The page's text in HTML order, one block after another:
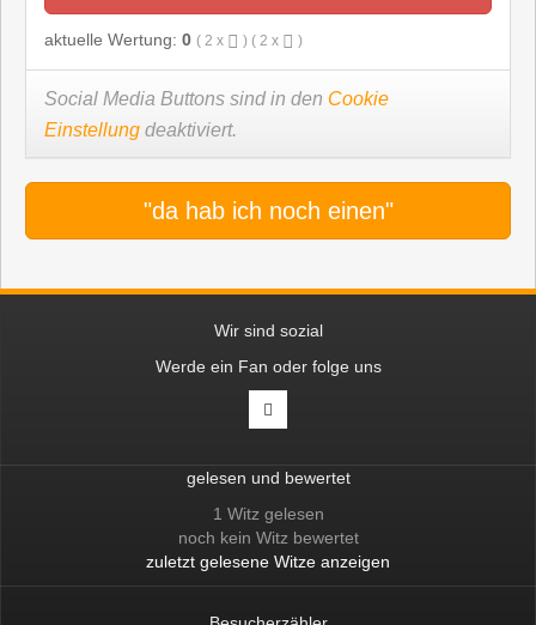
aktuelle Wertung: 0 ( 2 x ) ( 2 x )
Social Media Buttons sind in den Cookie
Einstellung deaktiviert.
"da hab ich noch einen"
Wir sind sozial
Werde ein Fan oder folge uns
gelesen und bewertet
1 Witz gelesen
noch kein Witz bewertet
zuletzt gelesene Witze anzeigen